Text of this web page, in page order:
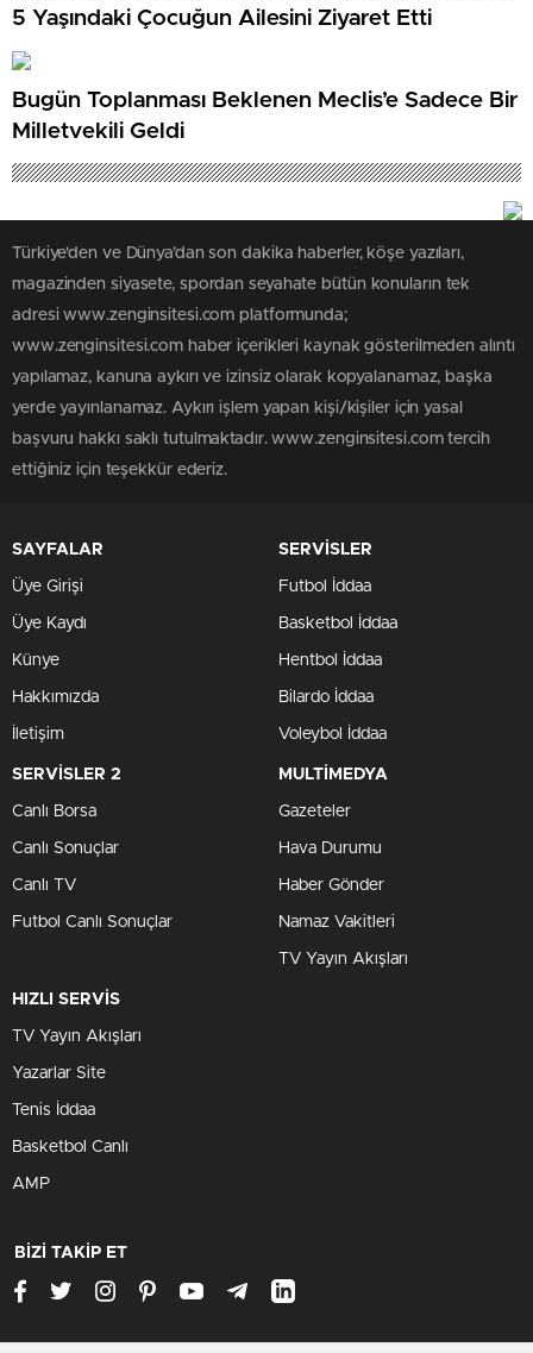
5 Yaşındaki Çocuğun Ailesini Ziyaret Etti
Bugün Toplanması Beklenen Meclis’e Sadece Bir
Milletvekili Geldi
Türkiye'den ve Dünya’dan son dakika haberler, köşe yazıları,
magazinden siyasete, spordan seyahate bütün konuların tek
adresi www.zenginsitesi.com platformunda;
www.zenginsitesi.com haber içerikleri kaynak gösterilmeden alıntı
yapılamaz, kanuna aykırı ve izinsiz olarak kopyalanamaz, başka
yerde yayınlanamaz. Aykırı işlem yapan kişi/kişiler için yasal
başvuru hakkı saklı tutulmaktadır. www.zenginsitesi.com tercih
ettiğiniz için teşekkür ederiz.
SAYFALAR
Üye Girişi
Üye Kaydı
Künye
Hakkımızda
İletişim
SERVİSLER
Futbol İddaa
Basketbol İddaa
Hentbol İddaa
Bilardo İddaa
Voleybol İddaa
SERVİSLER 2
Canlı Borsa
Canlı Sonuçlar
Canlı TV
Futbol Canlı Sonuçlar
MULTİMEDYA
Gazeteler
Hava Durumu
Haber Gönder
Namaz Vakitleri
TV Yayın Akışları
HIZLI SERVİS
TV Yayın Akışları
Yazarlar Site
Tenis İddaa
Basketbol Canlı
AMP
BİZİ TAKİP ET